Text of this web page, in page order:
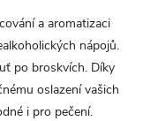
a aromatizaci
nápojů.
po broskvích. Díky
oslazení vašich
i pro pečení.